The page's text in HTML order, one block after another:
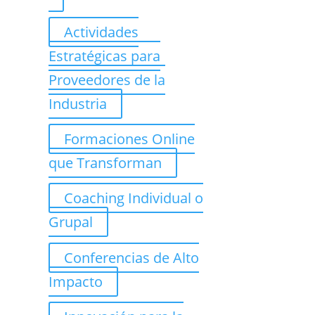
Actividades
Estratégicas para
Proveedores de la
Industria
Formaciones Online
que Transforman
Coaching Individual o
Grupal
Conferencias de Alto
Impacto